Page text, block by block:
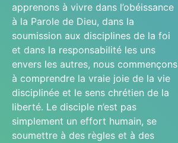
apprenons à vivre dans l’obéissance
à la Parole de Dieu, dans la
soumission aux disciplines de la foi
et dans la responsabilité les uns
envers les autres, nous commençons
à comprendre la vraie joie de la vie
disciplinée et le sens chrétien de la
liberté. Le disciple n’est pas
simplement un effort humain, se
soumettre à des règles et à des